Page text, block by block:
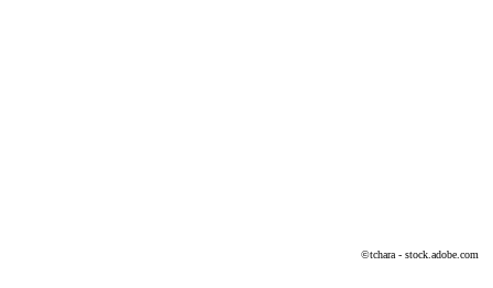
©tchara - stock.adobe.com